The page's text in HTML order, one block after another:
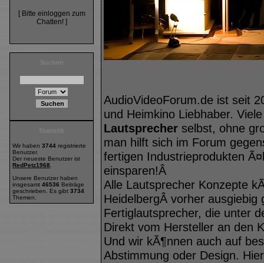
[ Bitte einloggen zum
Chatten! ]
Wir haben 3744 registrierte
Benutzer.
Der neueste Benutzer ist
RedPetz1968
Unsere Benutzer haben
insgesamt 46536 Beiträge
geschrieben. Es gibt 3734
Themen.
AudioVideoForum.de ist seit
und Heimkino Liebhaber.
Lautsprecher selbst, ohne
man hilft sich im Forum
fertigen Industrieprodukten
einsparen!Â
Alle Lautsprecher Konzepte
HeidelbergÂ vorher
Fertiglautsprecher, die unter
Direkt vom Hersteller an den
Und wir kÃ¶nnen auch auf
Abstimmung oder Design.